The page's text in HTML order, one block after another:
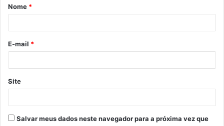
r
*
Nome *
E-mail *
Site
Salvar meus dados neste navegador para a próxima vez que